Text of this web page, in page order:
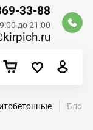
33-88
до 21:00